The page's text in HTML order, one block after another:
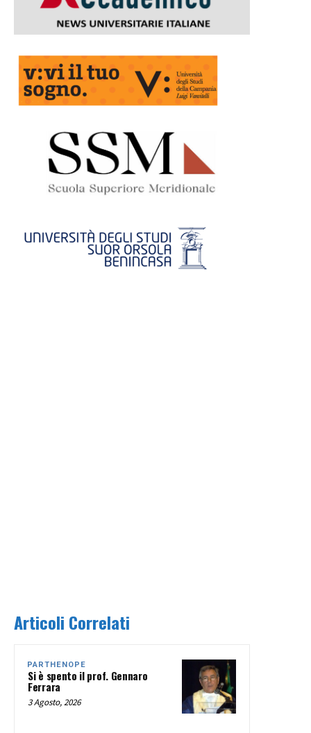
Articoli Correlati
PARTHENOPE
Si è spento il prof. Gennaro
Ferrara
3 Agosto, 2026